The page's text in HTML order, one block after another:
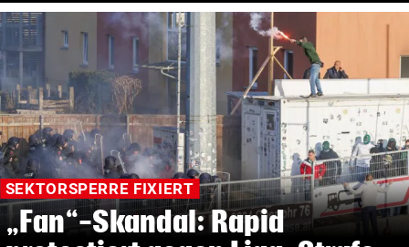
SEKTORSPERRE FIXIERT
„Fan“-Skandal: Rapid